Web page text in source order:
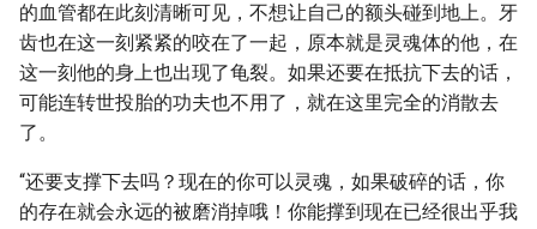
的血管都在此刻清晰可见，不想让自己的额头碰到地上。牙
齿也在这一刻紧紧的咬在了一起，原本就是灵魂体的他，在
这一刻他的身上也出现了龟裂。如果还要在抵抗下去的话，
可能连转世投胎的功夫也不用了，就在这里完全的消散去
了。
“还要支撑下去吗？现在的你可以灵魂，如果破碎的话，你
的存在就会永远的被磨消掉哦！你能撑到现在已经很出乎我